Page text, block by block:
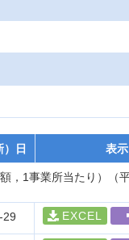
日 表
，1事業所当たり）（
29 EXCEL